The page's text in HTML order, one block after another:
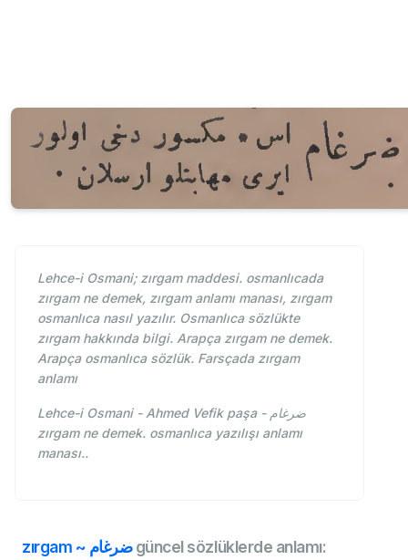
Lehce-i Osmani; zırgam maddesi. osmanlıcada
zırgam ne demek, zırgam anlamı manası, zırgam
osmanlıca nasıl yazılır. Osmanlıca sözlükte
zırgam hakkında bilgi. Arapça zırgam ne demek.
Arapça osmanlıca sözlük. Farsçada zırgam
anlamı
Lehce-i Osmani - Ahmed Vefik paşa - ضرغام
zırgam ne demek. osmanlıca yazılışı anlamı
manası..
zırgam ~ ضرغامgüncel sözlüklerde anlamı: